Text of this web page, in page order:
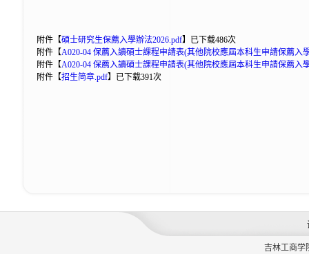
附件【碩士研究生保薦入學辦法2026.pdf】 已下载486次
附件【A020-04 保薦入讀碩士課程申請表(其他院校應屆本科生申請保薦入
附件【A020-04 保薦入讀碩士課程申請表(其他院校應屆本科生申請保薦入
附件【招生简章.pdf】 已下载391次
吉林工商学